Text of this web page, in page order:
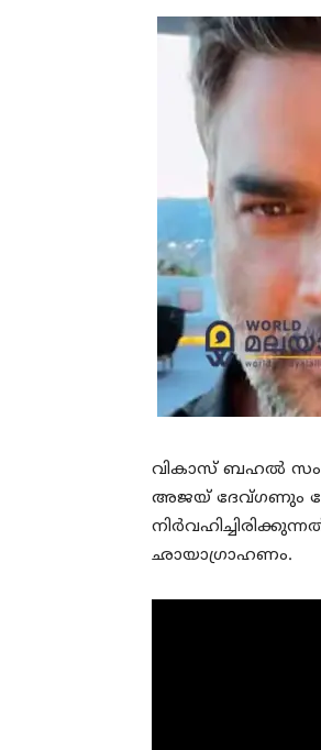
വികാസ് ബഹൽ
അജയ് ദേവ്‍ഗണും
ഛായാഗ്രാഹണം.